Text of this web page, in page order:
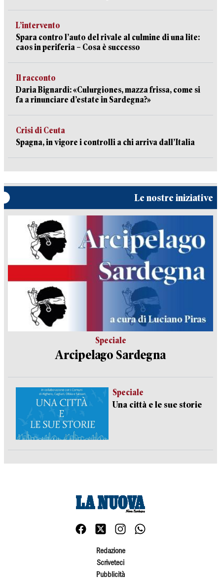
L’intervento
Spara contro l’auto del rivale al culmine di una lite:
caos in periferia – Cosa è successo
Il racconto
Daria Bignardi: «Culurgiones, mazza frissa, come si
fa a rinunciare d’estate in Sardegna?»
Crisi di Ceuta
Spagna, in vigore i controlli a chi arriva dall’Italia
Le nostre iniziative
Speciale
Arcipelago Sardegna
Speciale
Una città e le sue storie
Redazione
Scriveteci
Pubblicità